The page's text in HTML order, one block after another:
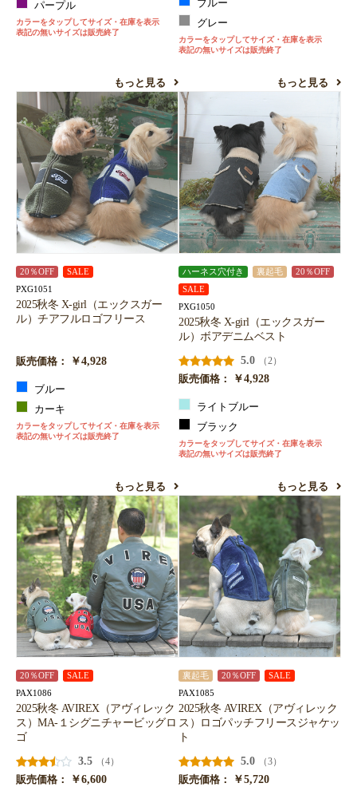
パープル
カラーをタップしてサイズ・在庫を表示
表記の無いサイズは販売終了
もっと見る
ブルー
グレー
カラーをタップしてサイズ・在庫を表示
表記の無いサイズは販売終了
もっと見る
20％OFF SALE
PXG1051
2025秋冬 X-girl（エックスガー
ル）チアフルロゴフリース
販売価格： ￥4,928
ブルー
カーキ
カラーをタップしてサイズ・在庫を表示
表記の無いサイズは販売終了
もっと見る
ハーネス穴付き 裏起毛
20％OFF
SALE
PXG1050
2025秋冬 X-girl（エックスガー
ル）ボアデニムベスト
5.0
（2）
販売価格：
￥4,928
ライトブルー
ブラック
カラーをタップしてサイズ・在庫を表示
表記の無いサイズは販売終了
もっと見る
20％OFF SALE
PAX1086
2025秋冬 AVIREX（アヴィレック
ス）MA-１シグニチャービッグロ
ゴ
3.5
（4）
販売価格：
￥6,600
裏起毛 20％OFF SALE
PAX1085
2025秋冬 AVIREX（アヴィレック
ス）ロゴパッチフリースジャケッ
ト
5.0
（3）
販売価格：
￥5,720